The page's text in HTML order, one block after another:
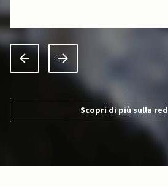
Scopri di più sulla